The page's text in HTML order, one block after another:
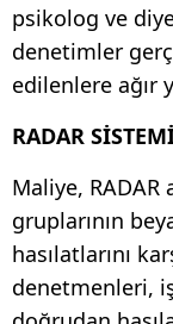
psikolog ve
denetimler
edilenlere ağır
RADAR
Maliye, RADAR
gruplarının
hasılatlarını
denetmenleri,